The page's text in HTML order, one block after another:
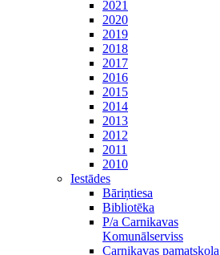
2021
2020
2019
2018
2017
2016
2015
2014
2013
2012
2011
2010
Iestādes
Bāriņtiesa
Bibliotēka
P/a Carnikavas
Komunālserviss
Carnikavas pamatskola